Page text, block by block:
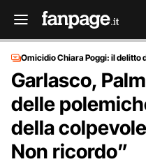
Omicidio Chiara Poggi: il delitto
Garlasco,
delle
della
Non ricordo”